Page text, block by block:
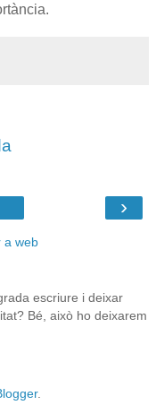
›
a web
escriure i deixar
Bé, això ho deixarem
.